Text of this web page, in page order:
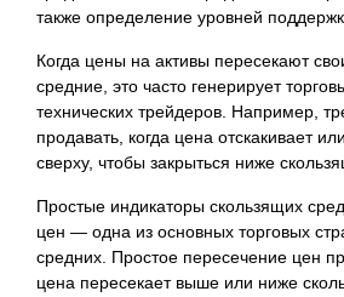
также определение уровней
Когда цены на активы пересекают
средние, это часто генерирует
технических трейдеров. Например,
продавать, когда цена отскакивает
сверху, чтобы закрыться ниже
Простые индикаторы скользящих
цен — одна из основных торговых
средних. Простое пересечение цен
цена пересекает выше или ниже